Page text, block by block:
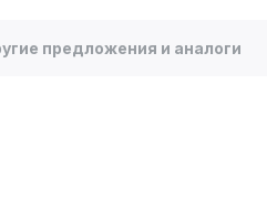
предложения и аналоги